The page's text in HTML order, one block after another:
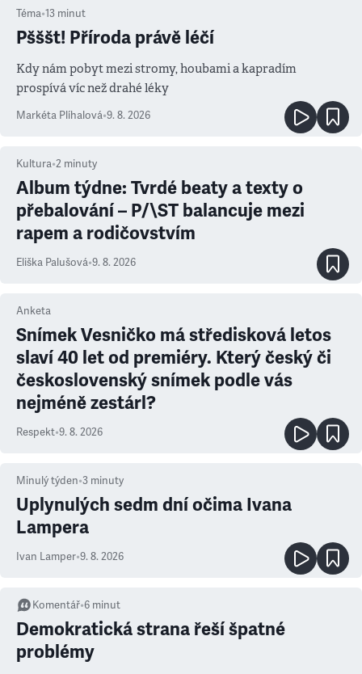
Téma•13 minut
Pšššt! Příroda právě léčí
Kdy nám pobyt mezi stromy, houbami a kapradím
prospívá víc než drahé léky
Markéta Plíhalová•9. 8. 2026
Kultura•2 minuty
Album týdne: Tvrdé beaty a texty o
přebalování – P/\ST balancuje mezi
rapem a rodičovstvím
Eliška Palušová•9. 8. 2026
Anketa
Snímek Vesničko má středisková letos
slaví 40 let od premiéry. Který český či
československý snímek podle vás
nejméně zestárl?
Respekt•9. 8. 2026
Minulý týden•3 minuty
Uplynulých sedm dní očima Ivana
Lampera
Ivan Lamper•9. 8. 2026
Komentář•6 minut
Demokratická strana řeší špatné
problémy